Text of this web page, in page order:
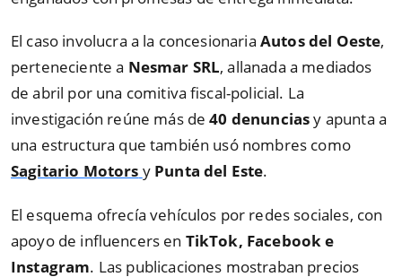
El caso involucra a la concesionaria Autos del Oeste,
perteneciente a Nesmar SRL, allanada a mediados
de abril por una comitiva fiscal-policial. La
investigación reúne más de40 denunciasy apunta a
una estructura que también usó nombres como
Sagitario Motors y Punta del Este.
El esquema ofrecía vehículos por redes sociales, con
apoyo de influencers en TikTok, Facebook e
Instagram. Las publicaciones mostraban precios